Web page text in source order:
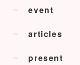
event
articles
present